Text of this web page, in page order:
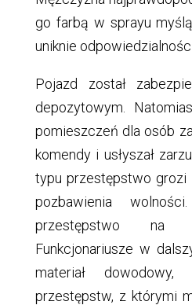
go farbą w sprayu
uniknie
Pojazd został
depozytowym.
pomieszczeń dla osób
komendy i usłyszał
typu przestępstwo grozi
pozbawienia
przestępstwo na
Funkcjonariusze w
materiał dowodowy,
przestępstw, z którymi